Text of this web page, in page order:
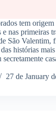
tem origem
nas primeiras
São Valentim,
histórias
27 de January